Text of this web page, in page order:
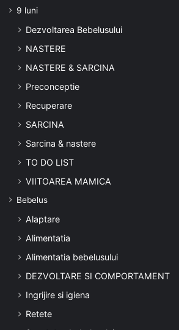
9 luni
Dezvoltarea Bebelusului
NASTERE
NASTERE & SARCINA
Preconceptie
Recuperare
SARCINA
Sarcina & nastere
TO DO LIST
VIITOAREA MAMICA
Bebelus
Alaptare
Alimentatia
Alimentatia bebelusului
DEZVOLTARE SI COMPORTAMENT
Ingrijire si igiena
Retete